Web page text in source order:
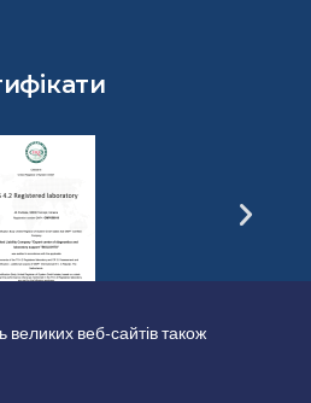
веб-сайтів також